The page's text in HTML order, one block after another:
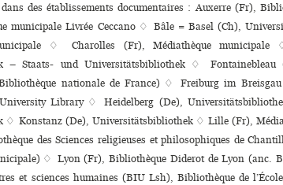
des établissements documentaires : Auxerre (Fr),
muni­ci­pale Livrée Ceccano ♢ Bâle = Basel (Ch),
♢ Charolles (Fr), Médiathèque muni­ci­pale
– Staats- und Universitätsbibliothek ♢ Fontainebleau
nationale de France) ♢ Freiburg im
Library ♢ Heidelberg (De),
♢ Konstanz (De), Universitätsbibliothek ♢ Lille (Fr),
des Sciences reli­gieu­ses et phi­lo­so­phi­ques de
♢ Lyon (Fr), Bibliothèque Diderot de Lyon (anc.
et sciences humaines (BIU Lsh), Bibliothèque de